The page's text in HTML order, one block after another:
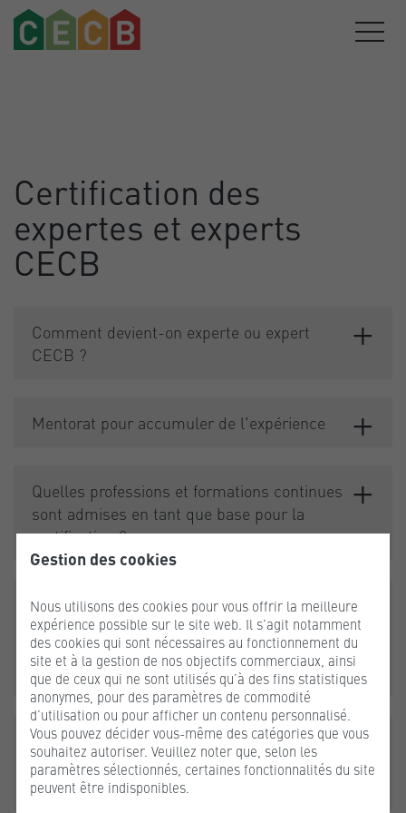
Certification des
expertes et experts
CECB
Comment devient-on experte ou expert
CECB ?
Mentorat pour accumuler de l'expérience
Quelles professions et formations continues
sont admises en tant que base pour la
certification ?
Je ne dispose d'aucune des formations
nécessaires. Quelle est l'expérience dont je
dois faire preuve pour pouvoir obtenir une
certification ?
J'aimerais suivre une formation en tant que
conseiller·ère énergétique. Puis-je
m'inscrire pour la formation d'expert·e·s ?
Gestion des cookies
Nous utilisons des cookies pour vous offrir la meilleure
expérience possible sur le site web. Il s'agit notamment
des cookies qui sont nécessaires au fonctionnement du
site et à la gestion de nos objectifs commerciaux, ainsi
que de ceux qui ne sont utilisés qu’à des fins statistiques
anonymes, pour des paramètres de commodité
d’utilisation ou pour afficher un contenu personnalisé.
Vous pouvez décider vous-même des catégories que vous
souhaitez autoriser. Veuillez noter que, selon les
paramètres sélectionnés, certaines fonctionnalités du site
peuvent être indisponibles.